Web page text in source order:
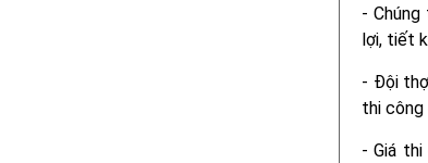
-
lợi, tiết
- Đội
thi công
- Giá